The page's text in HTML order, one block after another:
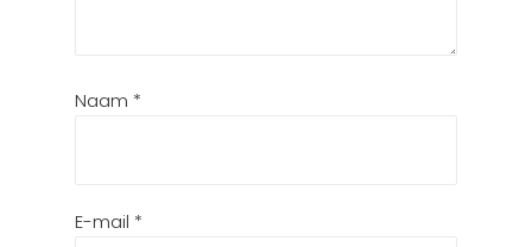
Naam *
E-mail *